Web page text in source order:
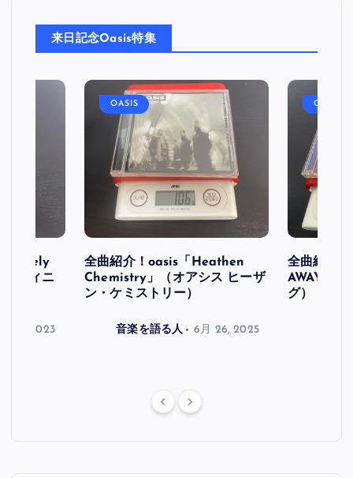
ョ
ン
来日記念Oasis特集
フィニ
30, 2023
OASIS
全曲紹介！oasis「Heathen
Chemistry」（オアシス ヒーザ
ン・ケミストリー）
音楽を語る人 6月 26, 2025
OASIS
全曲紹介
AWAY」
グ）